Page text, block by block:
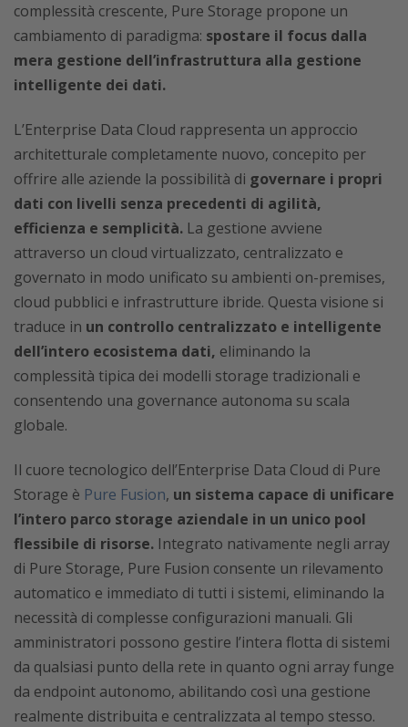
complessità crescente, Pure Storage propone un
cambiamento di paradigma: spostare il focus dalla
mera gestione dell’infrastruttura alla gestione
intelligente dei dati.
L’Enterprise Data Cloud rappresenta un approccio
architetturale completamente nuovo, concepito per
offrire alle aziende la possibilità di governare i propri
dati con livelli senza precedenti di agilità,
efficienza e semplicità. La gestione avviene
attraverso un cloud virtualizzato, centralizzato e
governato in modo unificato su ambienti on-premises,
cloud pubblici e infrastrutture ibride. Questa visione si
traduce in un controllo centralizzato e intelligente
dell’intero ecosistema dati, eliminando la
complessità tipica dei modelli storage tradizionali e
consentendo una governance autonoma su scala
globale.
Il cuore tecnologico dell’Enterprise Data Cloud di Pure
Storage è Pure Fusion, un sistema capace di unificare
l’intero parco storage aziendale in un unico pool
flessibile di risorse. Integrato nativamente negli array
di Pure Storage, Pure Fusion consente un rilevamento
automatico e immediato di tutti i sistemi, eliminando la
necessità di complesse configurazioni manuali. Gli
amministratori possono gestire l’intera flotta di sistemi
da qualsiasi punto della rete in quanto ogni array funge
da endpoint autonomo, abilitando così una gestione
realmente distribuita e centralizzata al tempo stesso.